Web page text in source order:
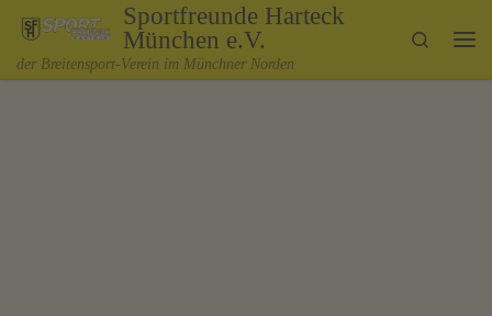
Zum Inhalt springenSportfreunde Harteck
München e.V.
der Breitensport-Verein im Münchner Norden
Search